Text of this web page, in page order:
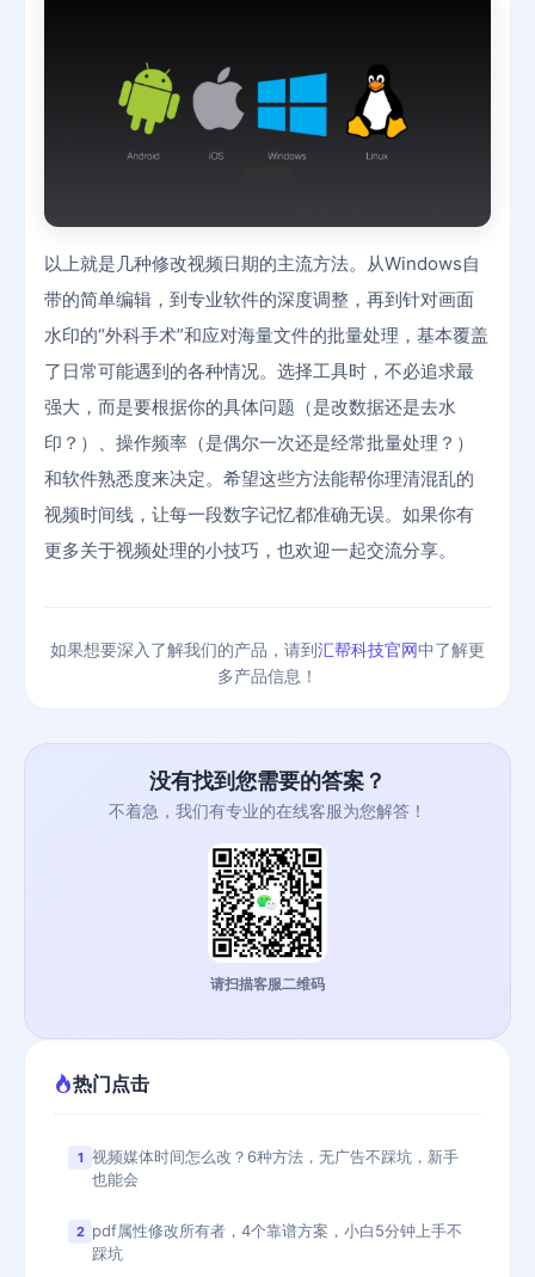
以上就是几种修改视频日期的主流方法。从Windows自
带的简单编辑，到专业软件的深度调整，再到针对画面
水印的“外科手术”和应对海量文件的批量处理，基本覆盖
了日常可能遇到的各种情况。选择工具时，不必追求最
强大，而是要根据你的具体问题（是改数据还是去水
印？）、操作频率（是偶尔一次还是经常批量处理？）
和软件熟悉度来决定。希望这些方法能帮你理清混乱的
视频时间线，让每一段数字记忆都准确无误。如果你有
更多关于视频处理的小技巧，也欢迎一起交流分享。
如果想要深入了解我们的产品，请到汇帮科技官网中了解更
多产品信息！
没有找到您需要的答案？
不着急，我们有专业的在线客服为您解答！
请扫描客服二维码
热门点击
1 视频媒体时间怎么改？6种方法，无广告不踩坑，新手
也能会
2 pdf属性修改所有者，4个靠谱方案，小白5分钟上手不
踩坑